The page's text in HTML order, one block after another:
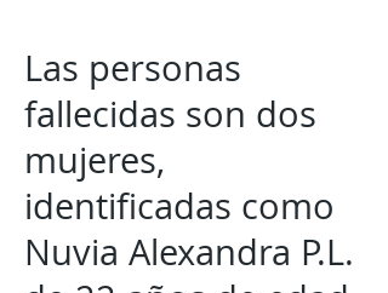
Las personas
fallecidas son dos
mujeres,
identificadas como
Nuvia Alexandra P.L.